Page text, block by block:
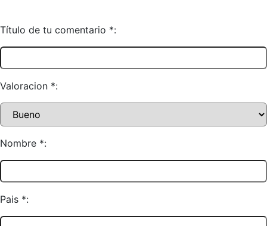
Título de tu comentario *:
Valoracion *:
Nombre *:
Pais *: